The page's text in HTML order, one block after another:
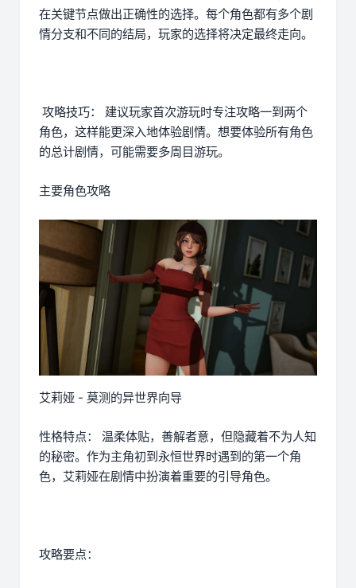
在关键节点做出正确性的选择。每个角色都有多个剧
情分支和不同的结局，玩家的选择将决定最终走向。
攻略技巧： 建议玩家首次游玩时专注攻略一到两个
角色，这样能更深入地体验剧情。想要体验所有角色
的总计剧情，可能需要多周目游玩。
主要角色攻略
艾莉娅 - 莫测的异世界向导
性格特点： 温柔体贴，善解者意，但隐藏着不为人知
的秘密。作为主角初到永恒世界时遇到的第一个角
色，艾莉娅在剧情中扮演着重要的引导角色。
攻略要点：